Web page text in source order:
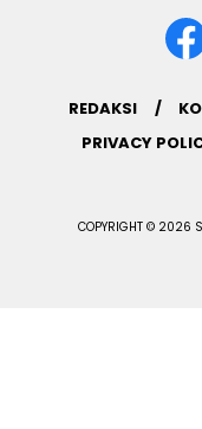
REDAKSI
PRIVACY
COPYRIGHT © 2026